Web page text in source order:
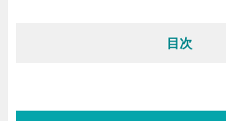
目次